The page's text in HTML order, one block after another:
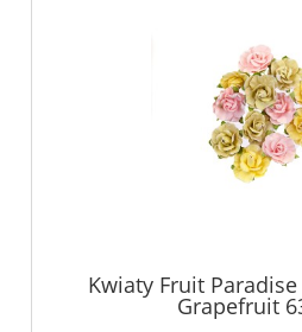
Kwiaty Fruit
Grapefruit